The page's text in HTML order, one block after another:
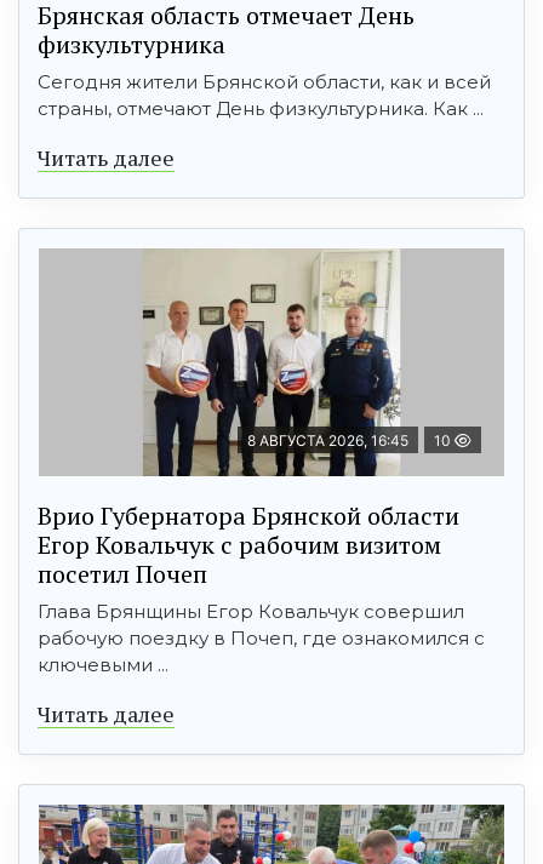
Брянская область отмечает День
физкультурника
Сегодня жители Брянской области, как и всей
страны, отмечают День физкультурника. Как ...
Читать далее
8 АВГУСТА 2026, 16:45 10
Врио Губернатора Брянской области
Егор Ковальчук с рабочим визитом
посетил Почеп
Глава Брянщины Егор Ковальчук совершил
рабочую поездку в Почеп, где ознакомился с
ключевыми ...
Читать далее